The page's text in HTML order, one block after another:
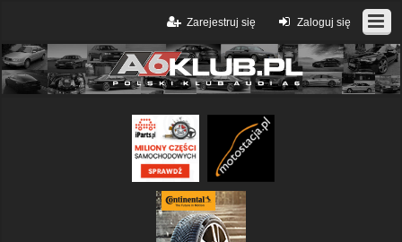
Zaloguj się
Zarejestruj się